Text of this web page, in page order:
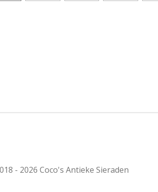
- 2026 Coco's Antieke Sieraden